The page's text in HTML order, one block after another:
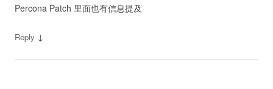
Percona Patch 里面也有信息提及
Reply ↓